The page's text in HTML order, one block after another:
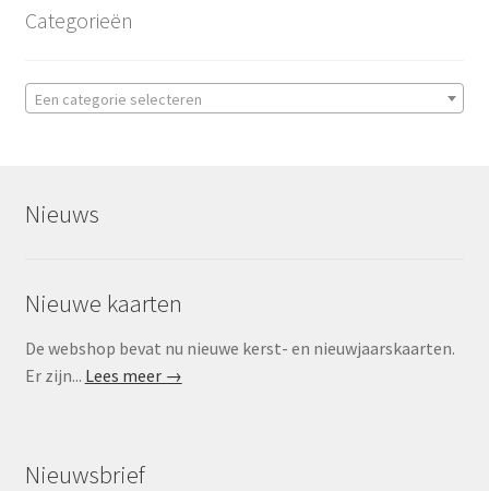
Categorieën
Een categorie selecteren
Nieuws
Nieuwe kaarten
De webshop bevat nu nieuwe kerst- en nieuwjaarskaarten.
Er zijn... Lees meer →
Nieuwsbrief